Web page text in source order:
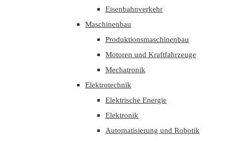
Eisenbahnverkehr
Maschinenbau
Produktionsmaschinenbau
Motoren und Kraftfahrzeuge
Mechatronik
Elektrotechnik
Elektrische Energie
Elektronik
Automatisierung und Robotik